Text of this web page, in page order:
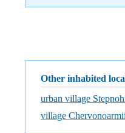
Other inhabited
urban village
village